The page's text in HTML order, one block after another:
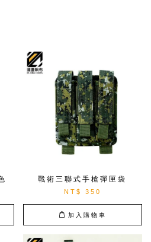
戰術三聯式手槍彈匣袋
NT$ 350
加入購物車